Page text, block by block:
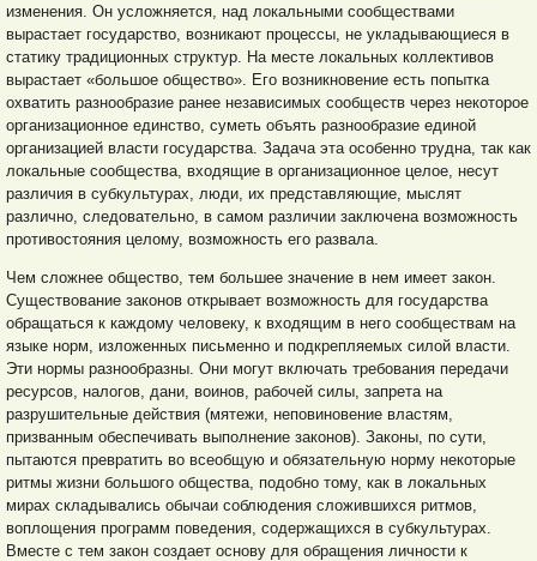
изменения. Он усложняется, над локальными сообществами
вырастает государство, возникают процессы, не укладывающиеся в
статику традиционных структур. На месте локальных коллективов
вырастает «большое общество». Его возникновение есть попытка
охватить разнообразие ранее независимых сообществ через некоторое
организационное единство, суметь объять разнообразие единой
организацией власти государства. Задача эта особенно трудна, так как
локальные сообщества, входящие в организационное целое, несут
различия в субкультурах, люди, их представляющие, мыслят
различно, следовательно, в самом различии заключена возможность
противостояния целому, возможность его развала.
Чем сложнее общество, тем большее значение в нем имеет закон.
Существование законов открывает возможность для государства
обращаться к каждому человеку, к входящим в него сообществам на
языке норм, изложенных письменно и подкрепляемых силой власти.
Эти нормы разнообразны. Они могут включать требования передачи
ресурсов, налогов, дани, воинов, рабочей силы, запрета на
разрушительные действия (мятежи, неповиновение властям,
призванным обеспечивать выполнение законов). Законы, по сути,
пытаются превратить во всеобщую и обязательную норму некоторые
ритмы жизни большого общества, подобно тому, как в локальных
мирах складывались обычаи соблюдения сложившихся ритмов,
воплощения программ поведения, содержащихся в субкультурах.
Вместе с тем закон создает основу для обращения личности к